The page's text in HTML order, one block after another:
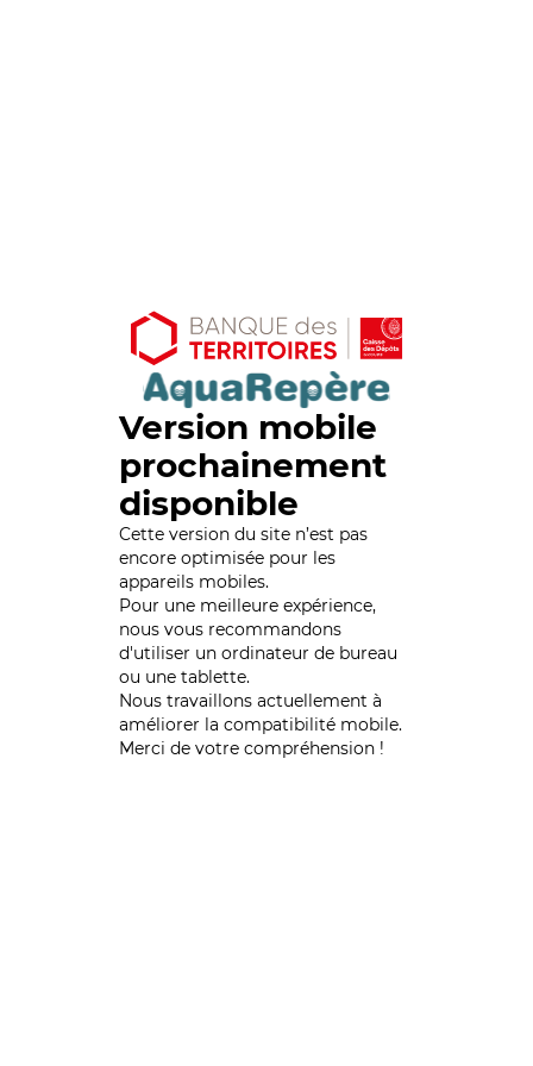
Version mobile
prochainement
disponible
Cette version du site n’est pas
encore optimisée pour les
appareils mobiles.
Pour une meilleure expérience,
nous vous recommandons
d'utiliser un ordinateur de bureau
ou une tablette.
Nous travaillons actuellement à
améliorer la compatibilité mobile.
Merci de votre compréhension !